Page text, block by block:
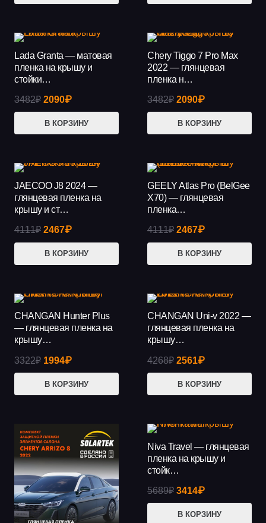
АКЦИЯ!
Lada Granta — матовая
пленка на крышу и
стойки…
3482₽ Первоначальная
составляла
2090₽Текущая
2090₽.
В КОРЗИНУ
АКЦИЯ!
Chery Tiggo 7 Pro Max
2022 — глянцевая
пленка н…
3482₽ Первоначальная
составляла
2090₽Текущая
2090₽.
В КОРЗИНУ
АКЦИЯ!
JAECOO J8 2024 —
глянцевая пленка на
крышу и ст…
4111₽ Первоначальная
цена
2467₽Текущая
цена:
В КОРЗИНУ
АКЦИЯ!
GEELY Atlas Pro (BelGee
X70) — глянцевая
пленка…
4111₽ Первоначальная
цена
2467₽Текущая
цена:
В КОРЗИНУ
АКЦИЯ!
CHANGAN Hunter Plus
— глянцевая пленка на
крышу…
3322₽ Первоначальная
составляла
1994₽Текущая
1994₽.
В КОРЗИНУ
АКЦИЯ!
CHANGAN Uni-v 2022 —
глянцевая пленка на
крышу…
4268₽ Первоначальная
составляла
2561₽Текущая
2561₽.
В КОРЗИНУ
АКЦИЯ!
Niva Travel — глянцевая
пленка на крышу и
стойк…
5689₽ Первоначальная
3414₽Текущая
В КОРЗИНУ